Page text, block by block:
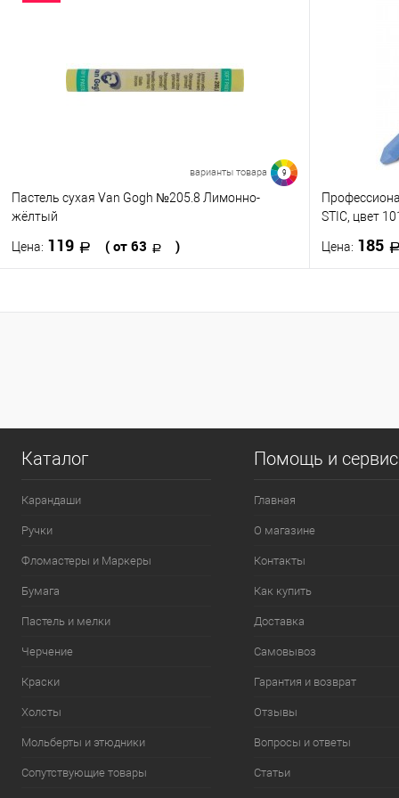
В избранное
В наличии
525
Посмотреть все варианты
варианты товара 9
Пастель сухая Van Gogh №205.8 Лимонно-
жёлтый
Цена: 119 ( от 63 )
STIC, цвет
Цена: 185
Каталог
Карандаши
Ручки
Фломастеры и Маркеры
Бумага
Пастель и мелки
Черчение
Краски
Холсты
Мольберты и этюдники
Сопутствующие товары
Помощь и
Главная
О магазине
Контакты
Как купить
Доставка
Самовывоз
Гарантия и возврат
Отзывы
Вопросы и ответы
Статьи